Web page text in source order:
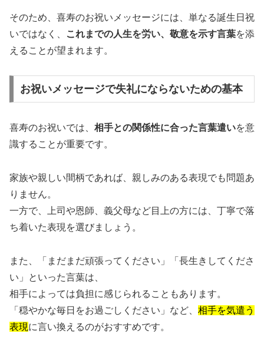
そのため、喜寿のお祝いメッセージには、単なる誕生日祝
いではなく、
これまでの人生を労い、敬意を示す言葉を添
えることが望まれます。
お祝いメッセージで失礼にならないための基本
喜寿のお祝いでは、 相手との関係性に合った言葉遣いを意
識することが重要です。
家族や親しい間柄であれば、親しみのある表現でも問題あ
りません。
一方で、上司や恩師、義父母など目上の方には、丁寧で落
ち着いた表現を選びましょう。
また、「まだまだ頑張ってください」「長生きしてくださ
い」といった言葉は、
相手によっては負担に感じられることもあります。
「穏やかな毎日をお過ごしください」など、 相手を気遣う
表現に言い換えるのがおすすめです。